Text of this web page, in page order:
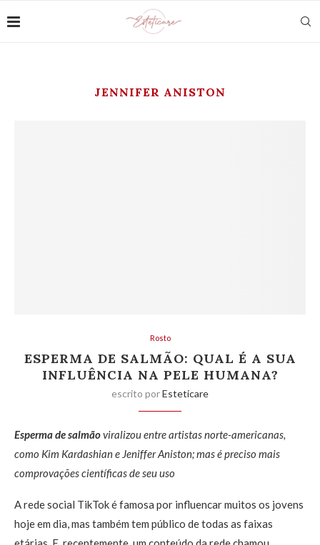
JENNIFER ANISTON
Rosto
ESPERMA DE SALMÃO: QUAL É A SUA
INFLUÊNCIA NA PELE HUMANA?
escrito porEsteticare
Esperma de salmãoviralizou entre artistas norte-americanas,
como Kim Kardashian e Jeniffer Aniston; mas é preciso mais
comprovações científicas de seu uso
A rede social TikTok é famosa por influencar muitos os jovens
hoje em dia, mas também tem público de todas as faixas